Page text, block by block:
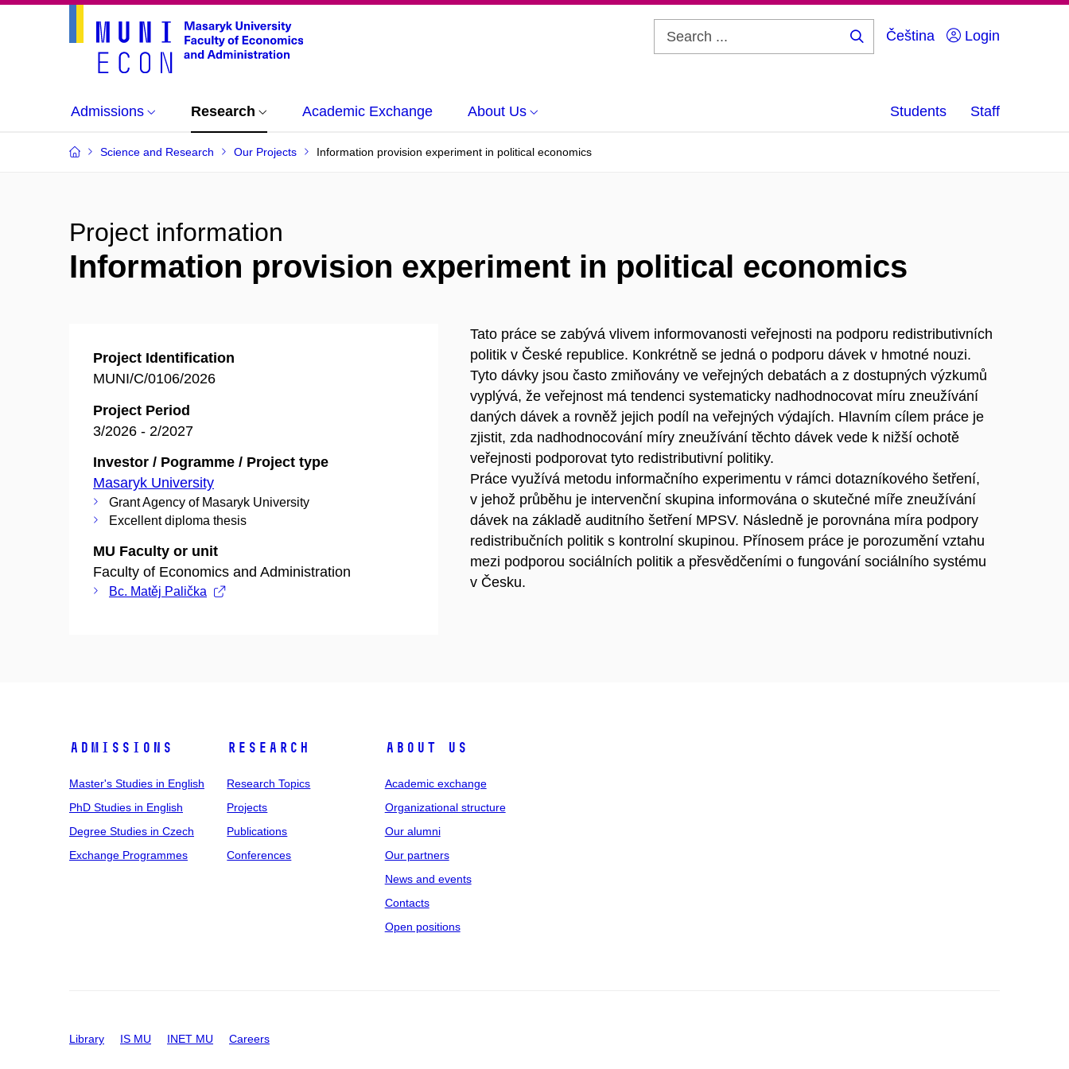
Čeština Login
Admissions Research Academic Exchange About Us Students Staff
Science and Research Our Projects Information provision experiment in political economics
Project information
Information provision experiment in political economics
Project Identification
MUNI/C/0106/2026
Project Period
3/2026 - 2/2027
Investor / Pogramme / Project type
Masaryk University
Grant Agency of Masaryk University
Excellent diploma thesis
MU Faculty or unit
Faculty of Economics and Administration
Bc. Matěj Palička
Tato práce se zabývá vlivem informovanosti veřejnosti na podporu redistributivních
politik v České republice. Konkrétně se jedná o podporu dávek v hmotné nouzi.
Tyto dávky jsou často zmiňovány ve veřejných debatách a z dostupných výzkumů
vyplývá, že veřejnost má tendenci systematicky nadhodnocovat míru zneužívání
daných dávek a rovněž jejich podíl na veřejných výdajích. Hlavním cílem práce je
zjistit, zda nadhodnocování míry zneužívání těchto dávek vede k nižší ochotě
veřejnosti podporovat tyto redistributivní politiky.
Práce využívá metodu informačního experimentu v rámci dotazníkového šetření,
v jehož průběhu je intervenční skupina informována o skutečné míře zneužívání
dávek na základě auditního šetření MPSV. Následně je porovnána míra podpory
redistribučních politik s kontrolní skupinou. Přínosem práce je porozumění vztahu
mezi podporou sociálních politik a přesvědčeními o fungování sociálního systému
v Česku.
Admissions
Master's Studies in English
PhD Studies in English
Degree Studies in Czech
Exchange Programmes
Research
Research Topics
Projects
Publications
Conferences
About Us
Academic exchange
Organizational structure
Our alumni
Our partners
News and events
Contacts
Open positions
Library IS MU INET MU Careers